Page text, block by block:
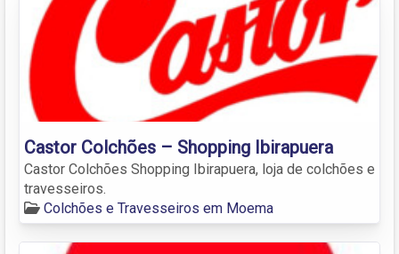
Castor Colchões – Shopping Ibirapuera
Castor Colchões Shopping Ibirapuera, loja de colchões e
travesseiros.
Colchões e Travesseiros em Moema